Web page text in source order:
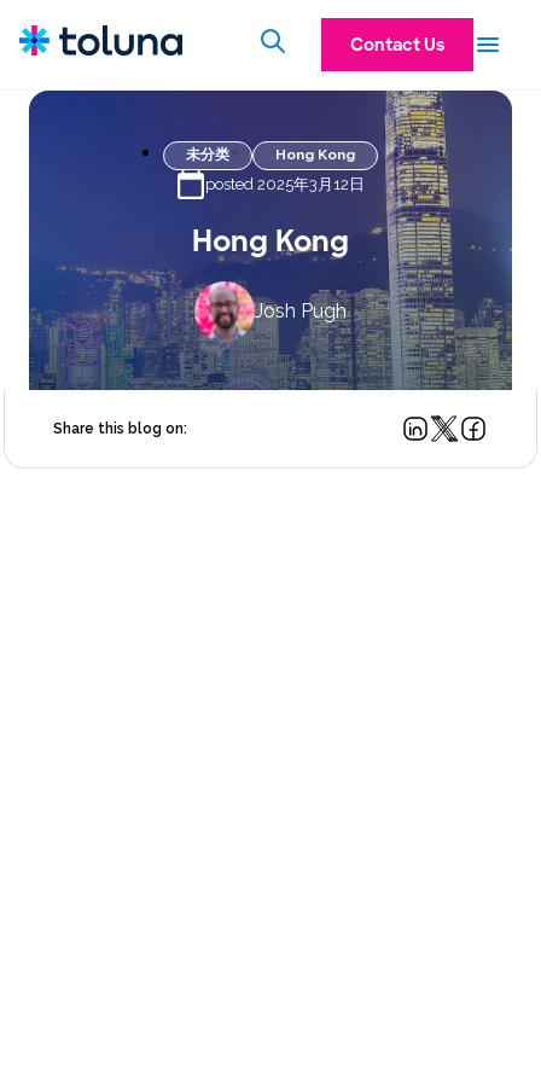
Contact Us
未分类 Hong Kong
posted 2025年3月12日
Hong Kong
Josh Pugh
Share this blog on: